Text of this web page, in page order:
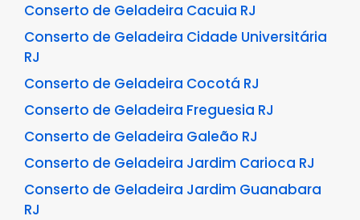
Conserto de Geladeira Cacuia RJ
Conserto de Geladeira Cidade Universitária
RJ
Conserto de Geladeira Cocotá RJ
Conserto de Geladeira Freguesia RJ
Conserto de Geladeira Galeão RJ
Conserto de Geladeira Jardim Carioca RJ
Conserto de Geladeira Jardim Guanabara
RJ